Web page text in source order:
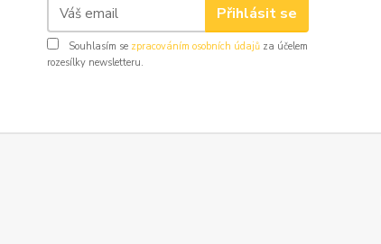
Přihlásit se
Souhlasím se zpracováním osobních údajů za účelem
rozesílky newsletteru.